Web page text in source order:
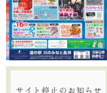
ショップ」をご利用いただき、誠にあ